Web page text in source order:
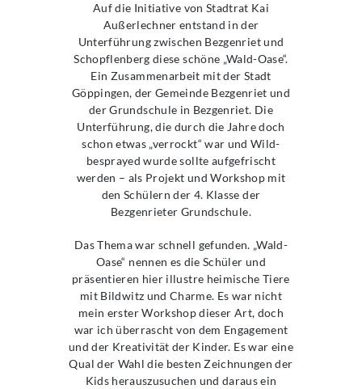
Auf die Initiative von Stadtrat Kai
Außerlechner entstand in der
Unterführung zwischen Bezgenriet und
Schopflenberg diese schöne „Wald-Oase“.
Ein Zusammenarbeit mit der Stadt
Göppingen, der Gemeinde Bezgenriet und
der Grundschule in Bezgenriet. Die
Unterführung, die durch die Jahre doch
schon etwas „verrockt“ war und Wild-
besprayed wurde sollte aufgefrischt
werden – als Projekt und Workshop mit
den Schülern der 4. Klasse der
Bezgenrieter Grundschule.
Das Thema war schnell gefunden. „Wald-
Oase“ nennen es die Schüler und
präsentieren hier illustre heimische Tiere
mit Bildwitz und Charme. Es war nicht
mein erster Workshop dieser Art, doch
war ich überrascht von dem Engagement
und der Kreativität der Kinder. Es war eine
Qual der Wahl die besten Zeichnungen der
Kids herauszusuchen und daraus ein